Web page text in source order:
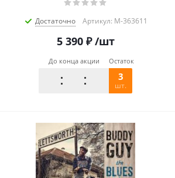
Достаточно Артикул: M-363611
5 390₽ /шт
До конца акции Остаток
3
шт.